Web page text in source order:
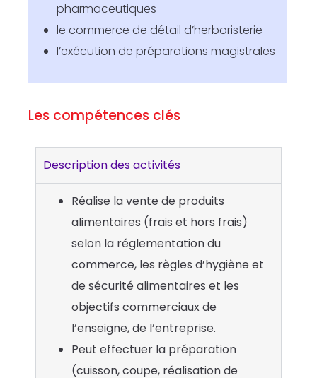
pharmaceutiques
le commerce de détail d’herboristerie
l’exécution de préparations magistrales
Les compétences clés
Description des activités
Réalise la vente de produits
alimentaires (frais et hors frais)
selon la réglementation du
commerce, les règles d’hygiène et
de sécurité alimentaires et les
objectifs commerciaux de
l’enseigne, de l’entreprise.
Peut effectuer la préparation
(cuisson, coupe, réalisation de